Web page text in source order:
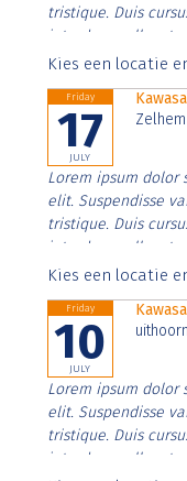
tristique. Duis
interdum nulla, ut
Aenean faucibus
Kies een locatie
Friday
17
JULY
Lorem ipsum dolor
elit. Suspendisse
tristique. Duis
interdum nulla, ut
Aenean faucibus
Kies een locatie
Friday
10
JULY
Lorem ipsum dolor
elit. Suspendisse
tristique. Duis
interdum nulla, ut